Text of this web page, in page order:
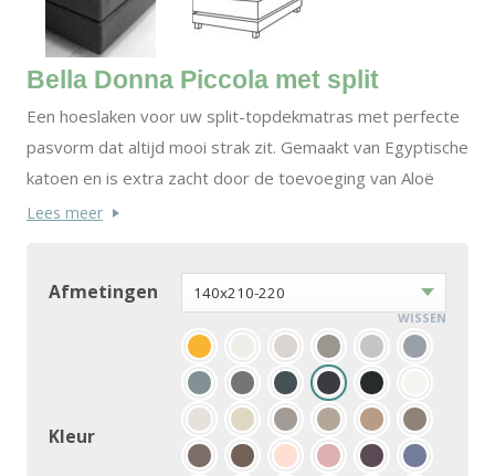
Bella Donna Piccola met split
Een hoeslaken voor uw split-topdekmatras met perfecte
pasvorm dat altijd mooi strak zit. Gemaakt van Egyptische
katoen en is extra zacht door de toevoeging van Aloë
Vera. Door het gebruik van getwijnde katoengarens met
hoeslaken. Het hoeslaken heeft rondom elastiek en een
hoekhoogte speciaal gemaakt voor een topdekmatras op
een verstelbare boxspring. Splitlengte is standaard 80cm.
Lees meer
Afmetingen
Kleur
WISSEN